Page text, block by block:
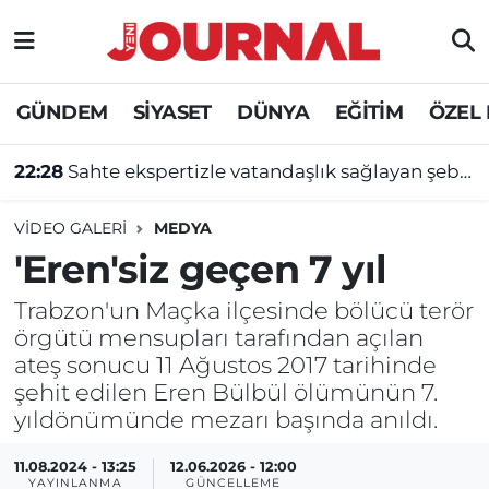
GÜNDEM SİYASET DÜNYA EĞİTİM ÖZEL
22:28 Sahte ekspertizle vatandaşlık sağlayan şebekeye operasyon
VIDEO GALERI MEDYA
'Eren'siz geçen 7 yıl
Trabzon'un Maçka ilçesinde bölücü terör
örgütü mensupları tarafından açılan
ateş sonucu 11 Ağustos 2017 tarihinde
şehit edilen Eren Bülbül ölümünün 7.
yıldönümünde mezarı başında anıldı.
11.08.2024 - 13:25
YAYINLANMA
12.06.2026 - 12:00
GÜNCELLEME
GÜNDEM
SİYASET
DÜNYA
EĞİTİM
ÖZEL HABER
Nöbetçi Eczaneler
Hava Durumu
Süper Lig Puan Durumu ve Fikstür
Tüm Manşetler
Son Dakika Haberleri
Haber Arşivi